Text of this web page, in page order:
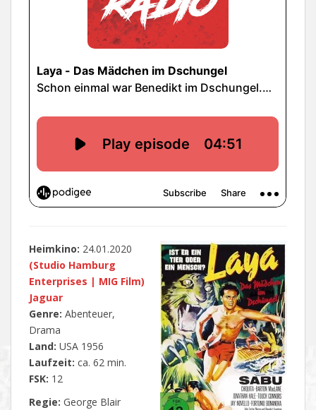
Heimkino: 24.01.2020
(Studio Hamburg
Enterprises | MIG Film)
Jaguar
Genre: Abenteuer,
Drama
Land: USA 1956
Laufzeit: ca. 62 min.
FSK: 12
Regie: George Blair